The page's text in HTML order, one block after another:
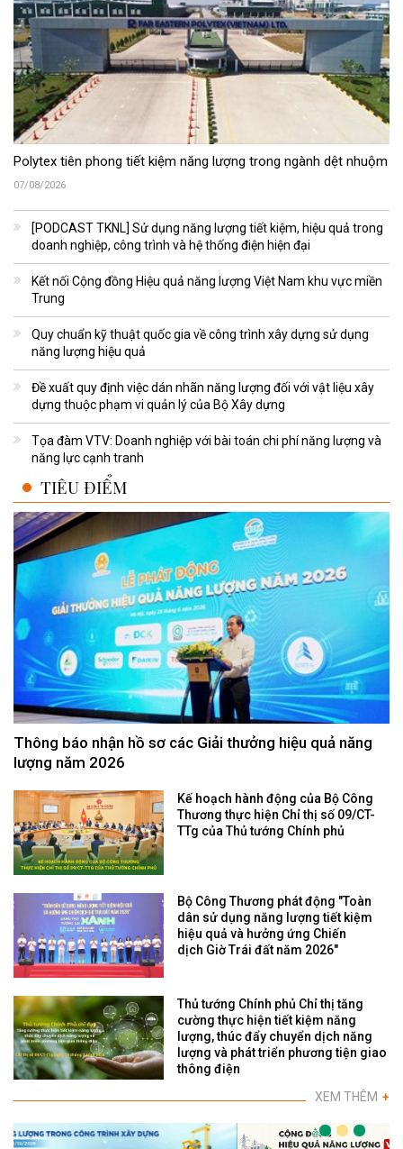
Polytex tiên phong tiết kiệm năng lượng trong ngành dệt nhuộm
07/08/2026
[PODCAST TKNL] Sử dụng năng lượng tiết kiệm, hiệu quả trong
doanh nghiệp, công trình và hệ thống điện hiện đại
Kết nối Cộng đồng Hiệu quả năng lượng Việt Nam khu vực miền
Trung
Quy chuẩn kỹ thuật quốc gia về công trình xây dựng sử dụng
năng lượng hiệu quả
Đề xuất quy định việc dán nhãn năng lượng đối với vật liệu xây
dựng thuộc phạm vi quản lý của Bộ Xây dựng
Tọa đàm VTV: Doanh nghiệp với bài toán chi phí năng lượng và
năng lực cạnh tranh
TIÊU ĐIỂM
Thông báo nhận hồ sơ các Giải thưởng hiệu quả năng
lượng năm 2026
Kế hoạch hành động của Bộ Công
Thương thực hiện Chỉ thị số 09/CT-
TTg của Thủ tướng Chính phủ
Bộ Công Thương phát động "Toàn
dân sử dụng năng lượng tiết kiệm
hiệu quả và hưởng ứng Chiến
dịch Giờ Trái đất năm 2026"
Thủ tướng Chính phủ Chỉ thị tăng
cường thực hiện tiết kiệm năng
lượng, thúc đẩy chuyển dịch năng
lượng và phát triển phương tiện giao
thông điện
XEM THÊM +